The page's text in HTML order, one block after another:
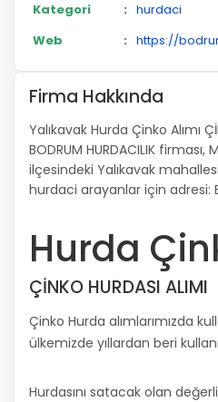
Kategori
: hurdaci
Web
: https://
Firma Hakkında
Yalıkavak Hurda Çinko Alımı
BODRUM HURDACILIK
ilçesindeki Yalıkavak
hurdaci arayanlar için adresi:
Hurda
ÇİNKO HURDASI ALIMI
Çinko Hurda alımlarımızda
ülkemizde yıllardan beri
Hurdasını satacak olan